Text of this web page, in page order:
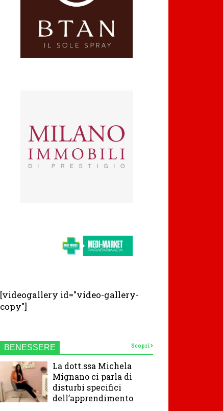
[videogallery id="video-gallery-
copy"]
BENESSERE Scopri
La dott.ssa Michela
Mignano ci parla di
disturbi specifici
dell’apprendimento